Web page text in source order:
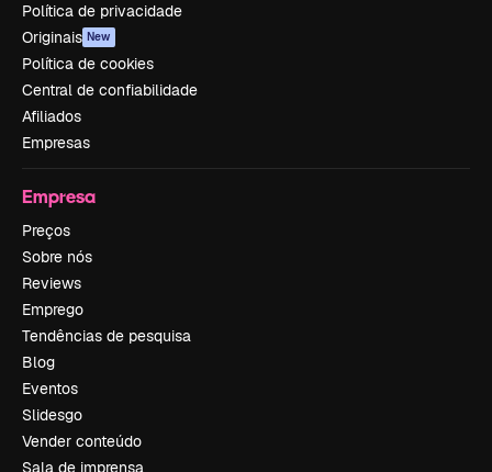
Política de privacidade
Originais New
Política de cookies
Central de confiabilidade
Afiliados
Empresas
Empresa
Preços
Sobre nós
Reviews
Emprego
Tendências de pesquisa
Blog
Eventos
Slidesgo
Vender conteúdo
Sala de imprensa